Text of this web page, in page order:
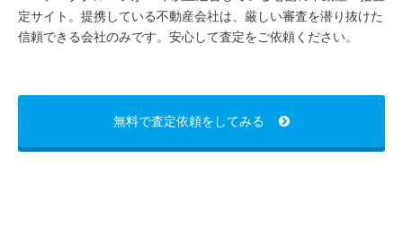
定サイト。提携している不動産会社は、厳しい審査を潜り抜けた
信頼できる会社のみです。安心して査定をご依頼ください。
無料で査定依頼をしてみる